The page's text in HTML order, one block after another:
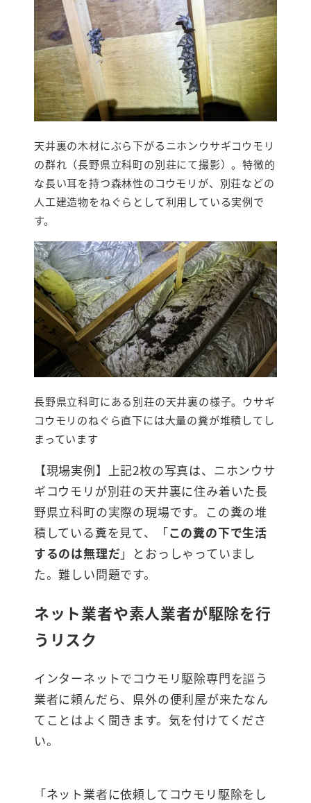
天井裏の木材にぶら下がるニホンウサギコウモリ
の群れ（長野県立科町の別荘にて撮影）。特徴的
な長い耳を持つ森林性のコウモリが、別荘などの
人工建造物をねぐらとして利用している実例で
す。
長野県立科町にある別荘の天井裏の様子。ウサギ
コウモリのねぐら直下には大量の糞が堆積してし
まっています
【現場実例】上記2枚の写真は、ニホンウサ
ギコウモリが別荘の天井裏に住み着いた長
野県立科町の実際の現場です。この糞の堆
積している糞を見て、「この糞の下で生活
するのは無理だ」とおっしゃっていまし
た。難しい問題です。
ネット業者や素人業者が駆除を行
うリスク
インターネットでコウモリ駆除専門を謳う
業者に頼んだら、県外の便利屋が来たなん
てことはよく聞きます。気を付けてくださ
い。
「ネット業者に依頼してコウモリ駆除をし